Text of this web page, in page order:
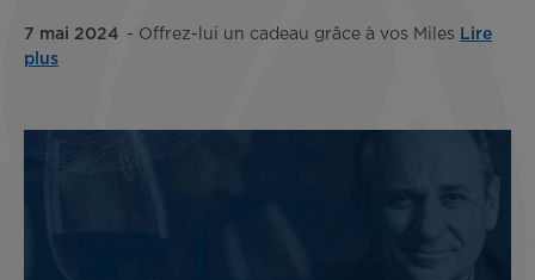
7 mai 2024 Offrez-lui un cadeau grâce à vos Miles
Lire
plus